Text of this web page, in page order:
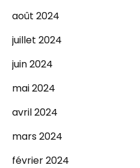
août 2024
juillet 2024
juin 2024
mai 2024
avril 2024
mars 2024
février 2024